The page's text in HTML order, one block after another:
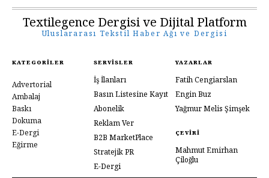
Textilegence Dergisi ve Dijital Platform
Uluslararası Tekstil Haber Ağı ve Dergisi
KATEGORILER
Advertorial
Ambalaj
Baskı
Dokuma
E-Dergi
Eğirme
SERVISLER
İş İlanları
Basın Listesine Kayıt
Abonelik
Reklam Ver
B2B MarketPlace
Stratejik PR
E-Dergi
YAZARLAR
Fatih Cengiarslan
Engin Buz
Yağmur Melis Şimşek
ÇEVIRI
Mahmut Emirhan
Çiloğlu